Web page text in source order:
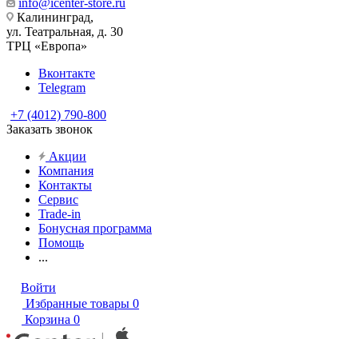
info@icenter-store.ru
Калининград,
ул. Театральная, д. 30
ТРЦ «Европа»
Вконтакте
Telegram
+7 (4012) 790-800
Заказать звонок
Акции
Компания
Контакты
Сервис
Trade-in
Бонусная программа
Помощь
...
Войти
Избранные товары 0
Корзина 0